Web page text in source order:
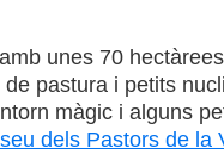
unes 70
pastura i petits
màgic i alguns
dels Pastors de la